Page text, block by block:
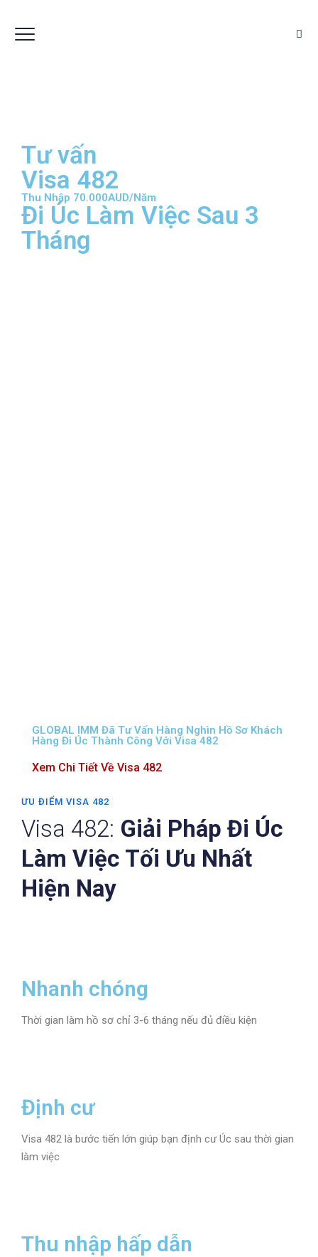
Tư vấn
Visa 482
Thu Nhập 70.000AUD/Năm
Đi Úc Làm Việc Sau 3
Tháng
GLOBAL IMM Đã Tư Vấn Hàng Nghìn Hồ Sơ Khách
Hàng Đi Úc Thành Công Với Visa 482
Xem Chi Tiết Về Visa 482
ƯU ĐIỂM VISA 482
Visa 482: Giải Pháp Đi Úc
Làm Việc Tối Ưu Nhất
Hiện Nay
Nhanh chóng
Thời gian làm hồ sơ chỉ 3-6 tháng nếu đủ điều kiện
Định cư
Visa 482 là bước tiến lớn giúp bạn định cư Úc sau thời gian
làm việc
Thu nhập hấp dẫn